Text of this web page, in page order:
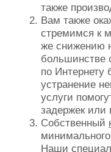
также
Вам также
стремимся к
же снижению
большинстве
по Интернету
устранение
услуги
задержек или
Собственный
Наши